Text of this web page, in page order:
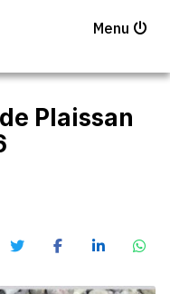
Menu
Plaissan